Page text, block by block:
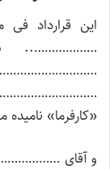
این قرارداد
………………..
«کارفرما»
و آقای